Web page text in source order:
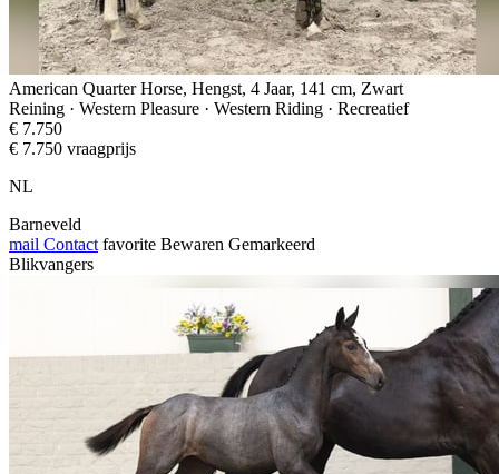
American Quarter Horse, Hengst, 4 Jaar, 141 cm, Zwart
Reining · Western Pleasure · Western Riding · Recreatief
€ 7.750
€ 7.750 vraagprijs
NL
Barneveld
mail Contact favorite Bewaren Gemarkeerd
Blikvangers